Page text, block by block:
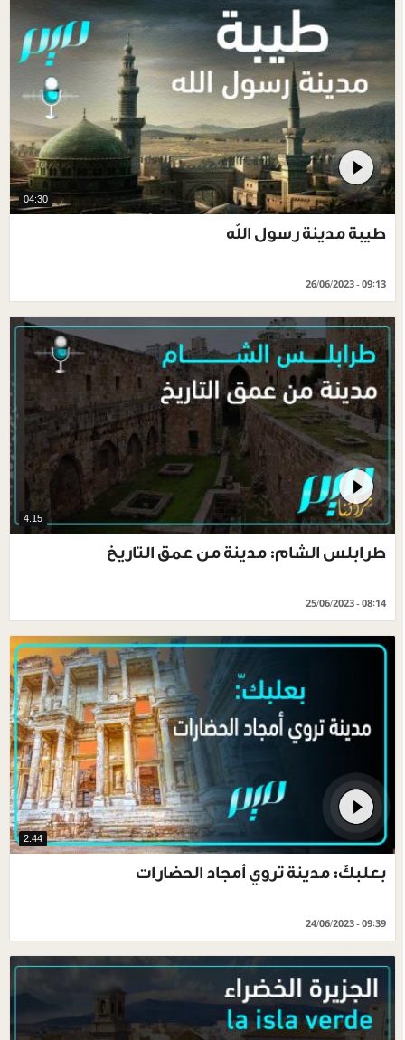
04:30
طيبة مدينة رسول الله
26/06/2023 - 09:13
4.15
طرابلس الشام: مدينة من عمق التاريخ
25/06/2023 - 08:14
2:44
بعلبكّ: مدينة تروي أمجاد الحضارات
24/06/2023 - 09:39